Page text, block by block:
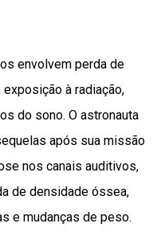
envolvem perda de
à radiação,
do sono. O astronauta
após sua missão
nos canais auditivos,
de densidade óssea,
e mudanças de peso.